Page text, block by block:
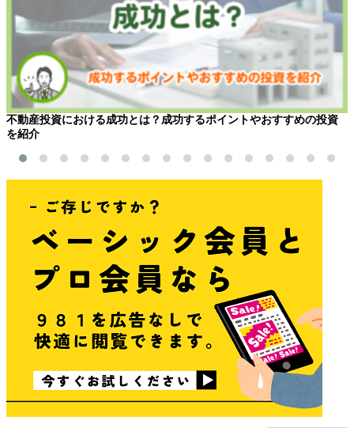
不動産投資における成功とは？成功するポイントやおすすめの投資
を紹介